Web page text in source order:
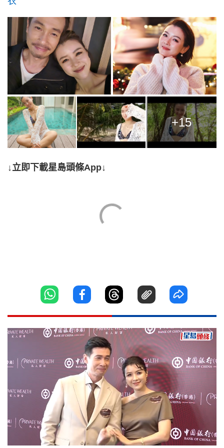
+15
↓立即下載星島頭條App↓
UnmuteLoaded
7.34%